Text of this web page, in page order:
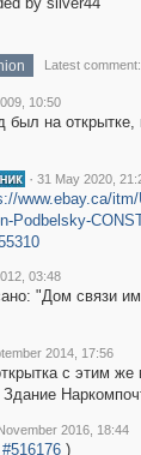
Latest
10:50
на открытке,
· 31 May 2020,
www.ebay.ca/
Podbelsky-
03:48
"Дом связи
2014, 17:56
с этим же
Здание
2016, 18:44
#516176)